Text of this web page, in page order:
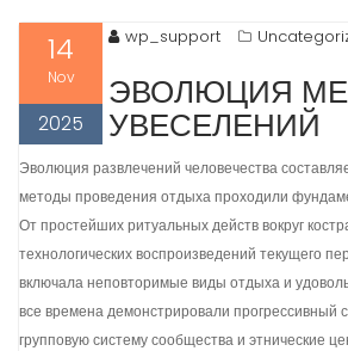
14
Nov
2025
wp_support
ЭВОЛЮЦИЯ
УВЕСЕЛЕНИЙ
Эволюция развлечений человечества
методы проведения отдыха проходили
От простейших ритуальных действ вокруг
технологических воспроизведений текущего
включала неповторимые виды отдыха и
все времена демонстрировали прогрессивный
групповую систему сообщества и этнические